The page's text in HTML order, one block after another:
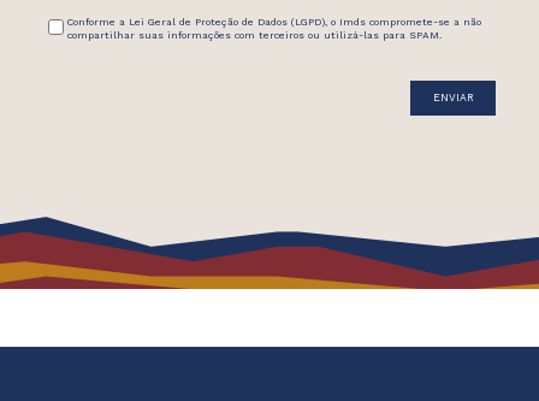
Conforme a Lei Geral de Proteção de Dados (LGPD), o Imds compromete-se a não
compartilhar suas informações com terceiros ou utilizá-las para SPAM.